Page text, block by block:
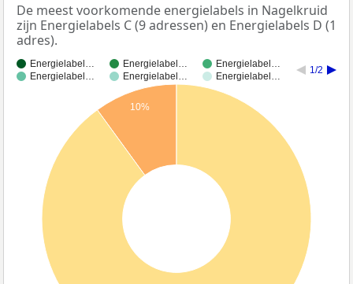
De meest voorkomende energielabels in Nagelkruid
zijn Energielabels C (9 adressen) en Energielabels D (1
adres).
Energielabel… Energielabel…
Energielabel…
Energielabel…
Energielabel… Energielabel…
1/2
10%